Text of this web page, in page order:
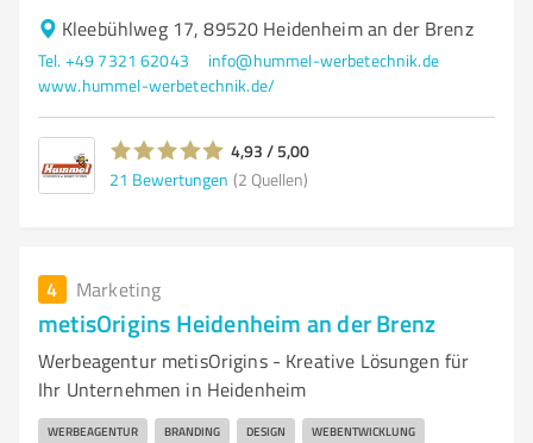
Kleebühlweg 17, 89520 Heidenheim an der Brenz
Tel. +49 7321 62043
info@hummel-werbetechnik.de
www.hummel-werbetechnik.de/
4,93 / 5,00
21 Bewertungen (2 Quellen)
4 Marketing
metisOrigins Heidenheim an der Brenz
Werbeagentur metisOrigins - Kreative Lösungen für
Ihr Unternehmen in Heidenheim
WERBEAGENTUR BRANDING DESIGN WEBENTWICKLUNG